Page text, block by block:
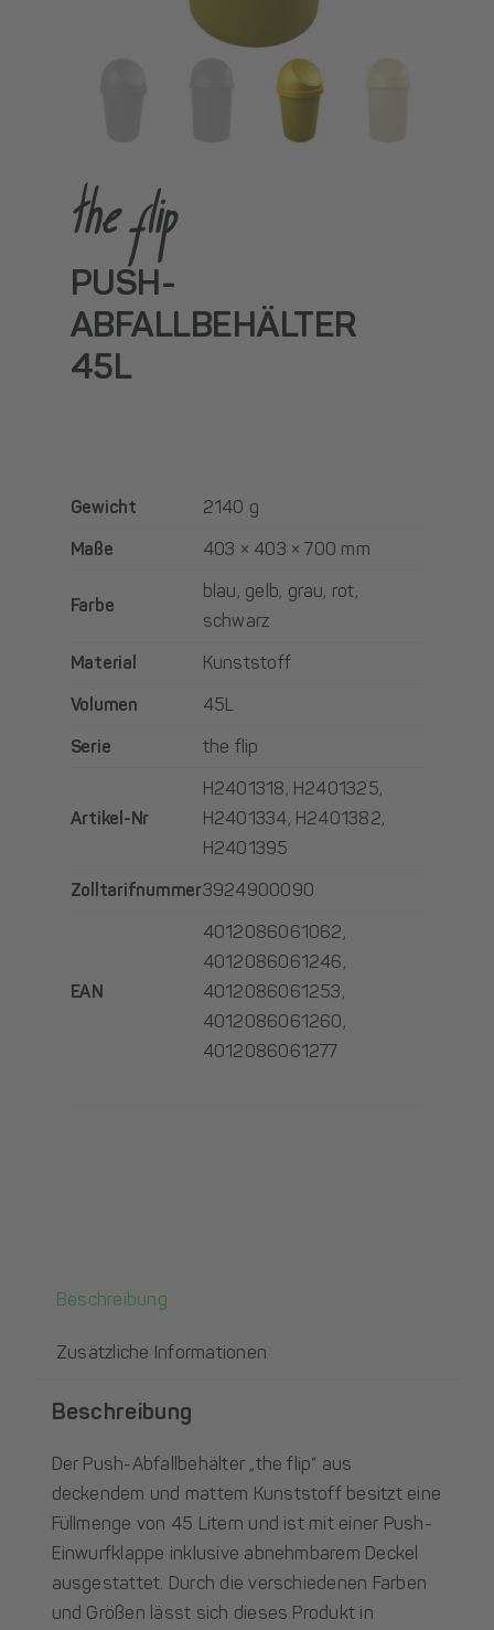
the flip
PUSH-
ABFALLBEHÄLTER
45L
Gewicht
2140 g
Maße
403 × 403 × 700 mm
Farbe
blau, gelb, grau, rot,
schwarz
Material
Kunststoff
Volumen
45L
Serie
the flip
Artikel-Nr
H2401318, H2401325,
H2401334, H2401382,
H2401395
Zolltarifnummer3924900090
EAN
4012086061062,
4012086061246,
4012086061253,
4012086061260,
4012086061277
Beschreibung
Zusätzliche Informationen
Beschreibung
Der Push-Abfallbehälter „the flip“ aus
deckendem und mattem Kunststoff besitzt eine
Füllmenge von 45 Litern und ist mit einer Push-
Einwurfklappe inklusive abnehmbarem Deckel
ausgestattet. Durch die verschiedenen Farben
und Größen lässt sich dieses Produkt in